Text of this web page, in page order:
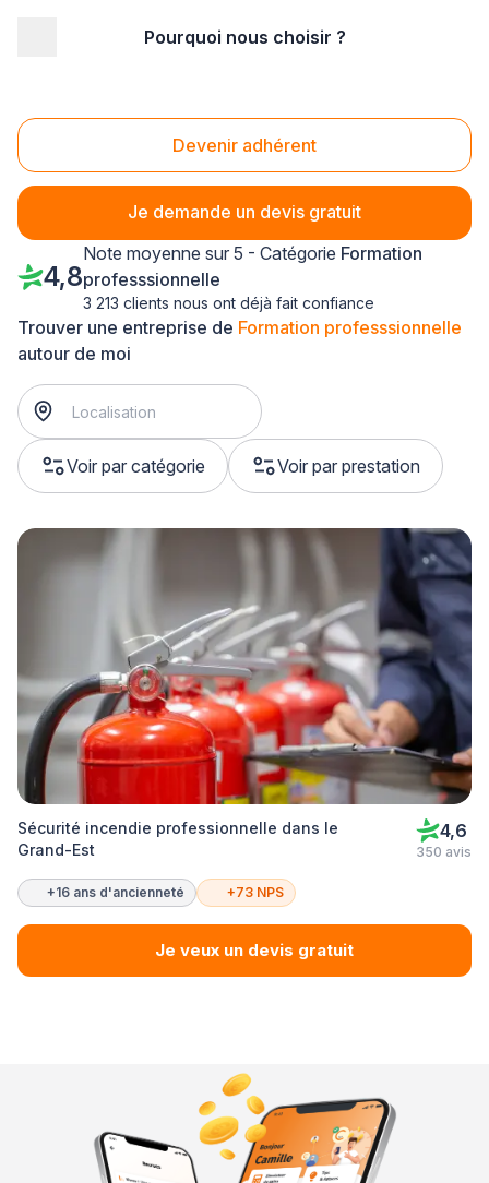
Pourquoi nous choisir ?
Devenir adhérent
Je demande un devis gratuit
Formation professsionnelle Bas-Rhin (67)
Trouver une entreprise de Formation professsionnelle
autour de moi
Voir par catégorie Voir par prestation
4,8
Note moyenne sur 5 - Catégorie Formation
professsionnelle
3 213 clients nous ont déjà fait confiance
Sécurité incendie professionnelle dans le
Grand-Est
4,6
350 avis
+16 ans d'ancienneté +73 NPS
Je veux un devis gratuit